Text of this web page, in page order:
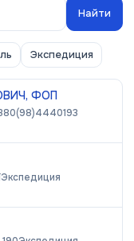
Найти
Экспедиция
ФОП
Экспедиция